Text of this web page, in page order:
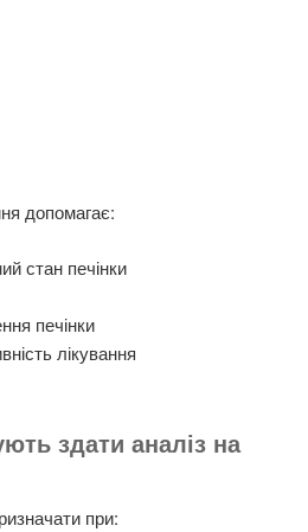
допомагає:
стан печінки
печінки
лікування
здати аналіз на
при: